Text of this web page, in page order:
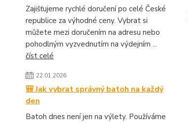
Zajišťujeme rychlé doručení po celé České
republice za výhodné ceny. Vybrat si
můžete mezi doručením na adresu nebo
pohodlným vyzvednutím na výdejním ...
číst celé
22.01.2026
🎒 Jak vybrat správný batoh na každý
den
Batoh dnes není jen na výlety. Používáme